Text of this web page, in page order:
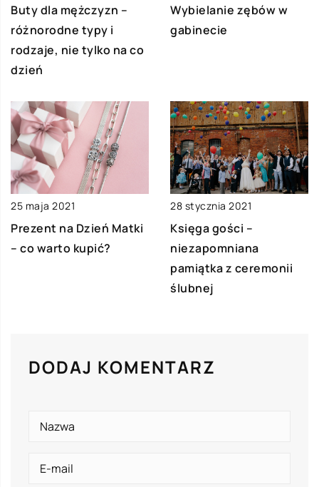
Buty dla mężczyzn –
różnorodne typy i
rodzaje, nie tylko na co
dzień
Wybielanie zębów w
gabinecie
25 maja 2021
Prezent na Dzień Matki
– co warto kupić?
28 stycznia 2021
Księga gości –
niezapomniana
pamiątka z ceremonii
ślubnej
DODAJ KOMENTARZ